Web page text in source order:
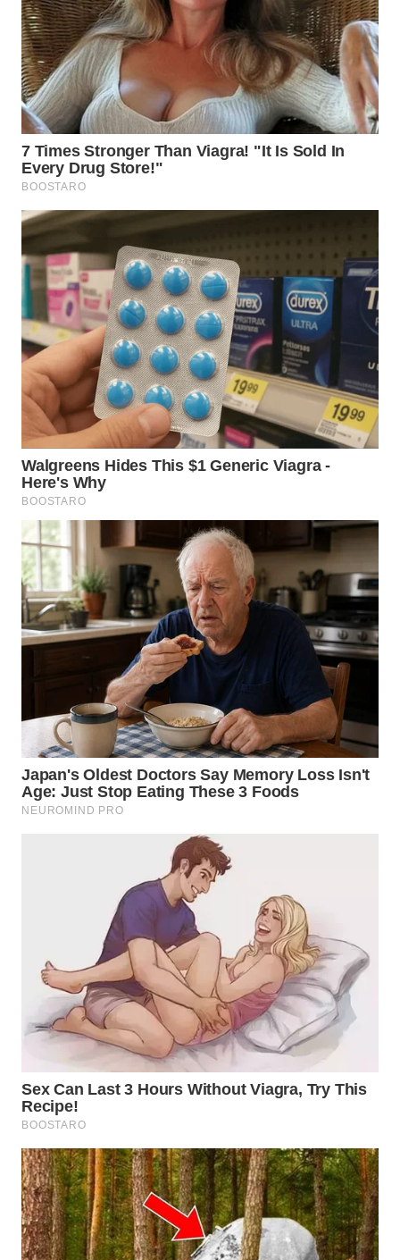
WN
NUSANTARA
WN
JOGJA
WN
JATIM
WN
BALI
WN
KALBAR
KALTENG
WN
KALTARA
WN
KALSEL
WN
KALTIM
WN
SULSEL
GORONTALO
WN
SULUT
WN
DAIRI
WN
DANAU
WN
NIAS
WN
LANGKAT
WN
TAPANULI